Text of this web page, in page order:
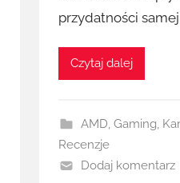
przydatności
Czytaj dalej
AMD Gaming
Recenzje
Dodaj komentarz